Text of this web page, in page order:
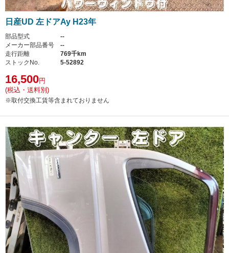
日産UD 左ドアAy H23年
部品型式
--
メーカー部品番号
--
走行距離
769千km
ストックNo.
5-52892
16,500円
(税込・送料別)
※取付交換工賃等含まれておりません